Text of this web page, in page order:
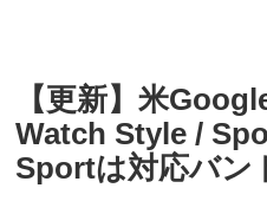
【更新】米
Watch Style /
Sportは対応バン